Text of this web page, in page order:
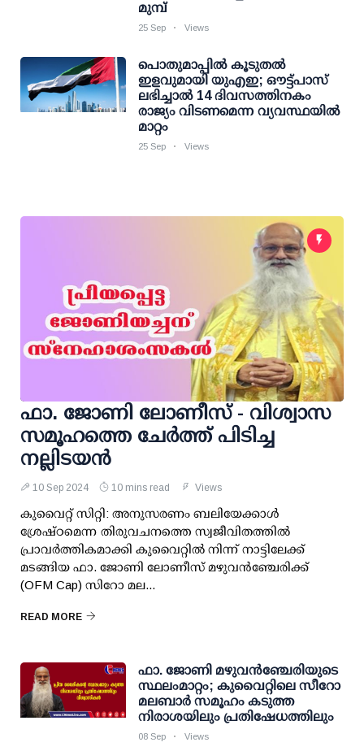
മുമ്പ്
25 Sep Views
പൊതുമാപ്പിൽ കൂടുതൽ
ഇളവുമായി യുഎഇ; ഔട്ട്പാസ്
ലഭിച്ചാൽ 14 ദിവസത്തിനകം
രാജ്യം വിടണമെന്ന വ്യവസ്ഥയിൽ
മാറ്റം
25 Sep Views
ഫാ. ജോണി ലോണീസ് - വിശ്വാസ
സമൂഹത്തെ ചേര്‍ത്ത് പിടിച്ച
നല്ലിടയന്‍
10 Sep 2024 10 mins read Views
കുവൈറ്റ് സിറ്റി: അനുസരണം ബലിയേക്കാള്‍
ശ്രേഷ്ഠമെന്ന തിരുവചനത്തെ സ്വജീവിതത്തില്‍
പ്രാവര്‍ത്തികമാക്കി കുവൈറ്റില്‍ നിന്ന് നാട്ടിലേക്ക്
മടങ്ങിയ ഫാ. ജോണി ലോണീസ് മഴുവന്‍ഞ്ചേരിക്ക്
(OFM Cap) സിറോ മല...
READ MORE
ഫാ. ജോണി മഴുവൻഞ്ചേരിയുടെ
സ്ഥലംമാറ്റം; കുവൈറ്റിലെ സീറോ
മലബാർ സമൂഹം കടുത്ത
നിരാശയിലും പ്രതിഷേധത്തിലും
08 Sep Views